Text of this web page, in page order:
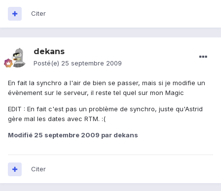
Citer
dekans
Posté(e) 25 septembre 2009
En fait la synchro a l'air de bien se passer, mais si je modifie un
évènement sur le serveur, il reste tel quel sur mon Magic
EDIT : En fait c'est pas un problème de synchro, juste qu'Astrid
gère mal les dates avec RTM. :(
Modifié 25 septembre 2009 par dekans
Citer